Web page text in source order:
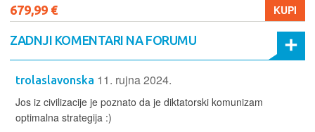
679,99 € KUPI
ZADNJI KOMENTARI NA FORUMU
trolaslavonska 11. rujna 2024.
Jos iz civilizacije je poznato da je diktatorski komunizam
optimalna strategija :)